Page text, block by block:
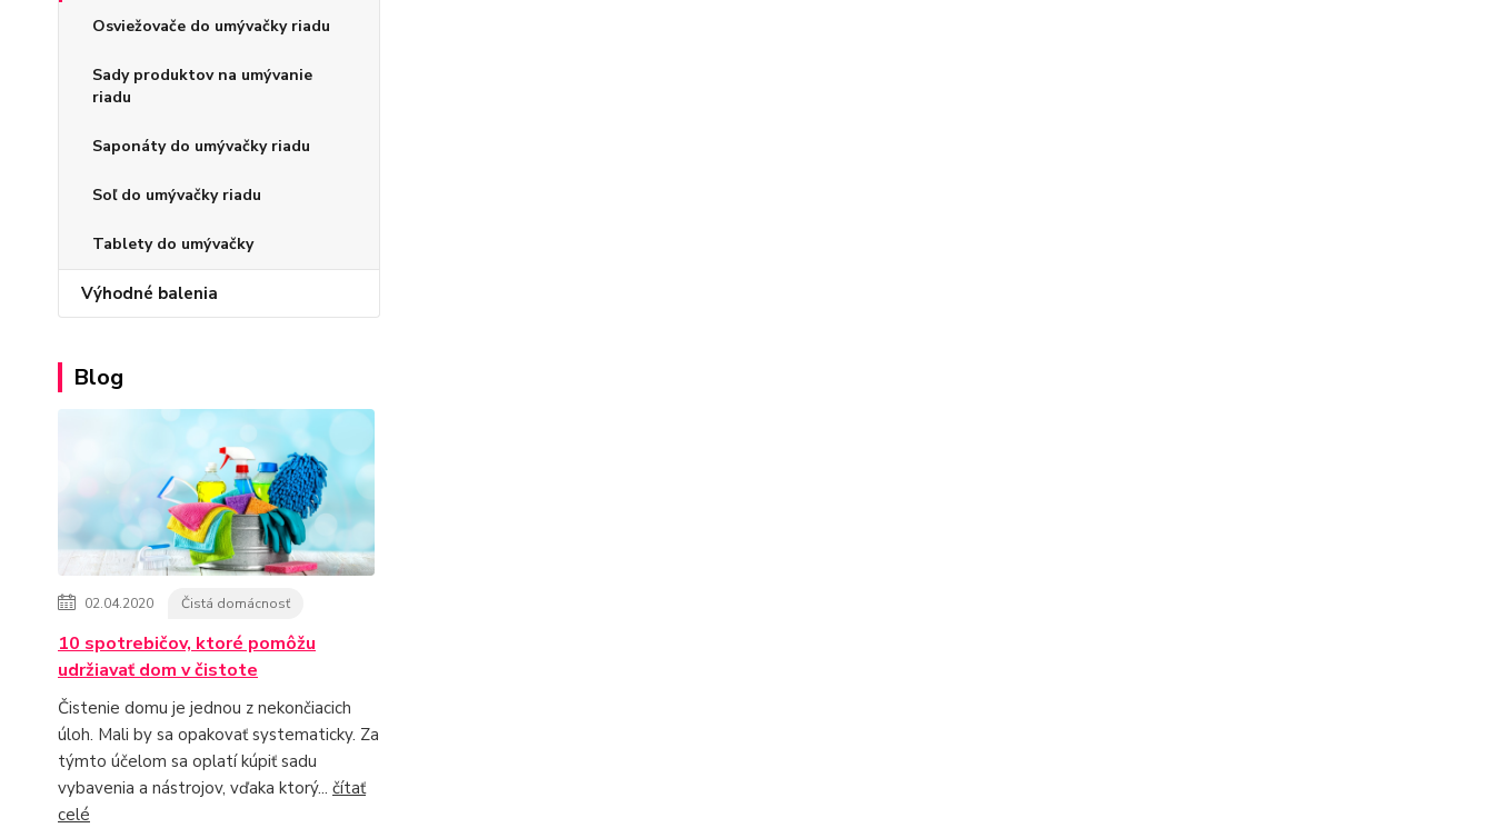
Osviežovače do umývačky riadu
Sady produktov na umývanie
riadu
Saponáty do umývačky riadu
Soľ do umývačky riadu
Tablety do umývačky
Výhodné balenia
Blog
02.04.2020 Čistá domácnosť
10 spotrebičov, ktoré pomôžu
udržiavať dom v čistote
Čistenie domu je jednou z nekončiacich
úloh. Mali by sa opakovať systematicky. Za
týmto účelom sa oplatí kúpiť sadu
vybavenia a nástrojov, vďaka ktorý... čítať
celé